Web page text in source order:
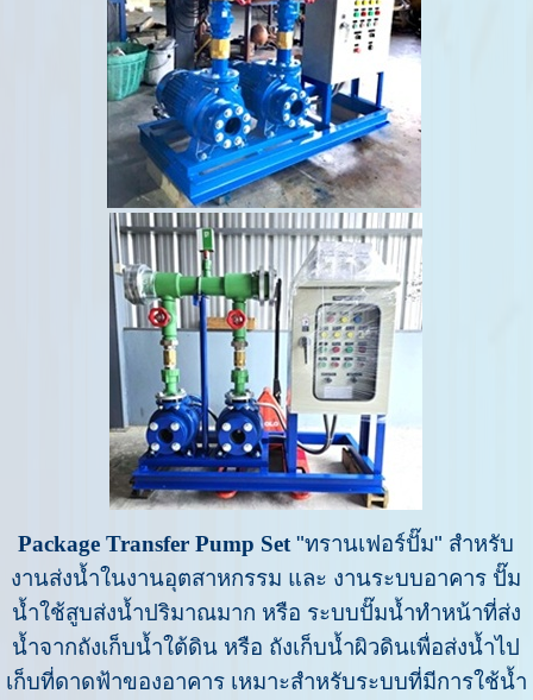
Package Transfer Pump Set "ทรานเฟอร์ปั๊ม" สำหรับ
งานส่งน้ำในงานอุตสาหกรรม และ งานระบบอาคาร ปั๊ม
น้ำใช้สูบส่งน้ำปริมาณมาก หรือ ระบบปั๊มน้ำทำหน้าที่ส่ง
น้ำจากถังเก็บน้ำใต้ดิน หรือ ถังเก็บน้ำผิวดินเพื่อส่งน้ำไป
เก็บที่ดาดฟ้าของอาคาร เหมาะสำหรับระบบที่มีการใช้น้ำ